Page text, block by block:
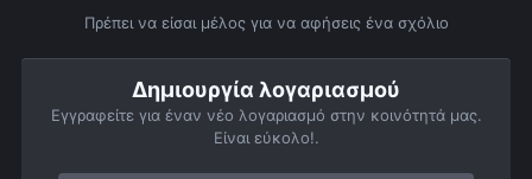
Πρέπει να είσαι μέλος για να αφήσεις ένα σχόλιο
Δημιουργία λογαριασμού
Εγγραφείτε για έναν νέο λογαριασμό στην κοινότητά μας.
Είναι εύκολο!.